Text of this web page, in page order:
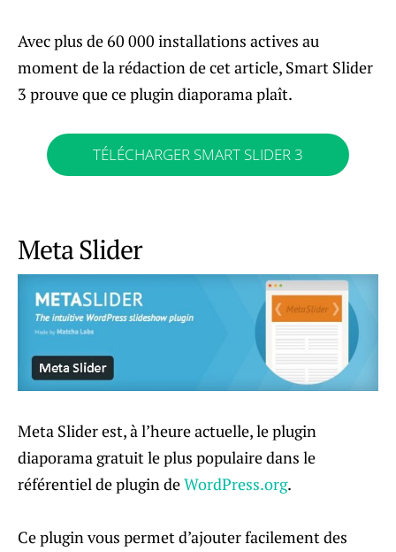
Avec plus de 60 000 installations actives au
moment de la rédaction de cet article, Smart Slider
3 prouve que ce plugin diaporama plaît.
TÉLÉCHARGER SMART SLIDER 3
Meta Slider
Meta Slider est, à l’heure actuelle, le plugin
diaporama gratuit le plus populaire dans le
référentiel de plugin deWordPress.org.
Ce plugin vous permet d’ajouter facilement des